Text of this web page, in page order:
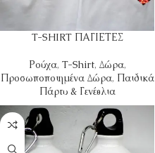
T-SHIRT ΠΑΓΙΕΤΕΣ
Ρούχα, T-Shirt, Δώρα,
Προσωποποιημένα Δώρα, Παιδικά
Πάρτυ & Γενέθλια